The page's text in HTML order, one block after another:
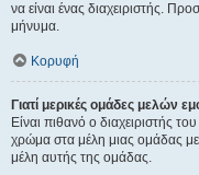
να είναι ένας διαχειριστής.
μήνυμα.
Κορυφή
Γιατί μερικές ομάδες μελών
Είναι πιθανό ο διαχειριστής
χρώμα στα μέλη μιας ομάδας
μέλη αυτής της ομάδας.